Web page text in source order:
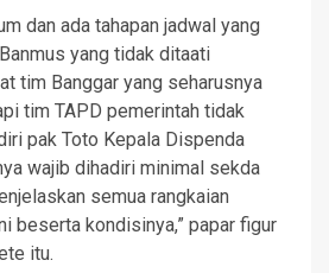
dan ada tahapan jadwal yang
yang tidak ditaati
tim Banggar yang seharusnya
tim TAPD pemerintah tidak
pak Toto Kepala Dispenda
wajib dihadiri minimal sekda
semua rangkaian
beserta kondisinya,” papar figur
itu.